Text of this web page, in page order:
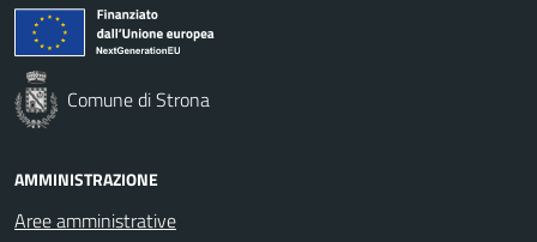
Comune di Strona
AMMINISTRAZIONE
Aree amministrative